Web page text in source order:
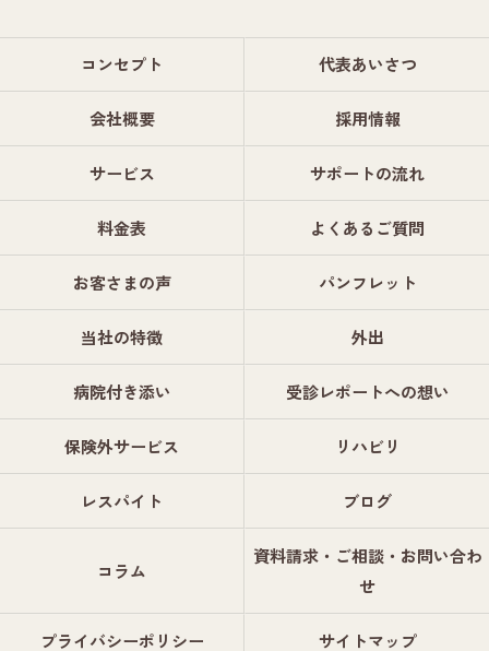
コンセプト 代表あいさつ
会社概要 採用情報
サービス サポートの流れ
料金表 よくあるご質問
お客さまの声 パンフレット
当社の特徴 外出
病院付き添い 受診レポートへの想い
保険外サービス リハビリ
レスパイト ブログ
コラム
資料請求・ご相談・お問い合わ
せ
プライバシーポリシー サイトマップ